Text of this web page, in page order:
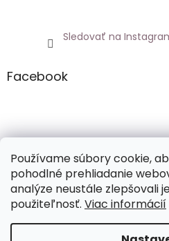
Používame súbory cookie,
pohodlné prehliadanie
analýze neustále zlepšovali
použiteľnosť. Viac informácií
Sledovať na
Facebook